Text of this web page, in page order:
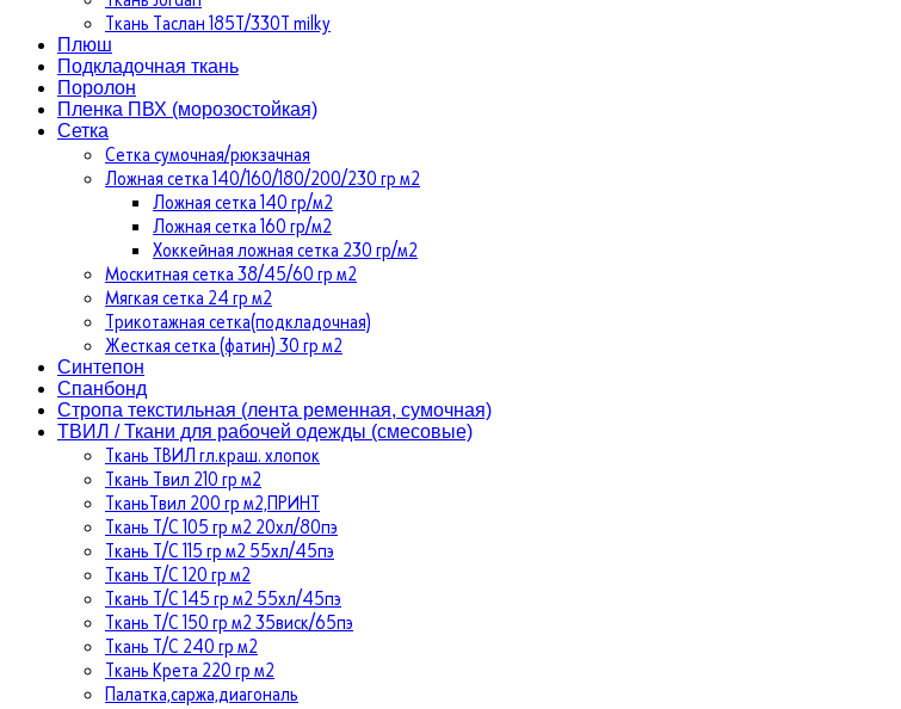
Ткань Таслан 185T/330T milky
Плюш
Подкладочная ткань
Поролон
Пленка ПВХ (морозостойкая)
Сетка
Сетка сумочная/рюкзачная
Ложная сетка 140/160/180/200/230 гр м2
Ложная сетка 140 гр/м2
Ложная сетка 160 гр/м2
Хоккейная ложная сетка 230 гр/м2
Москитная сетка 38/45/60 гр м2
Мягкая сетка 24 гр м2
Трикотажная сетка(подкладочная)
Жесткая сетка (фатин) 30 гр м2
Синтепон
Спанбонд
Стропа текстильная (лента ременная, сумочная)
ТВИЛ / Ткани для рабочей одежды (смесовые)
Ткань ТВИЛ гл.краш. хлопок
Ткань Твил 210 гр м2
ТканьТвил 200 гр м2,ПРИНТ
Ткань Т/C 105 гр м2 20хл/80пэ
Ткань Т/C 115 гр м2 55хл/45пэ
Ткань Т/C 120 гр м2
Ткань Т/C 145 гр м2 55хл/45пэ
Ткань Т/C 150 гр м2 35виск/65пэ
Ткань Т/C 240 гр м2
Ткань Крета 220 гр м2
Палатка,саржа,диагональ